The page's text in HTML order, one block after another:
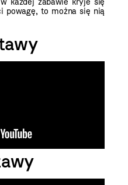
powagę, to można się nią